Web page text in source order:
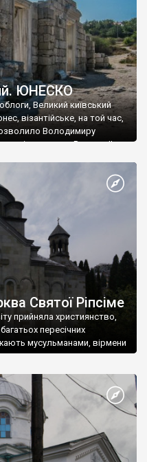
ЮНЕСКО
Великий київський
візантійське, на той час,
Володимиру
імператору Василю ІІ, та
Василем-християнином.
Херсонесу Таврійського
Святої Ріпсіме
прийняла християнство,
пересічних
мусульманами, вірмени